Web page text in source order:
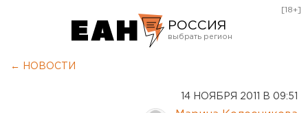
РОССИЯ
[18+]
← НОВОСТИ
14 НОЯБРЯ 2011 В 09:51